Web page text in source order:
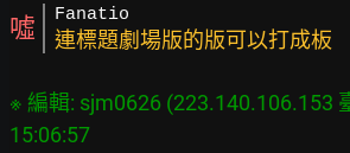
噓 Fanatio
連標題劇場版的版可以打成板
※ 編輯: sjm0626 (223.140.106.153
15:06:57